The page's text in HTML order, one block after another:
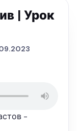
| Урок
-